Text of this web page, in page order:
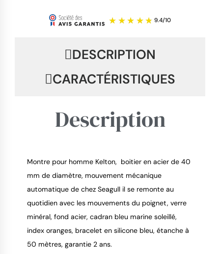
DESCRIPTION
CARACTÉRISTIQUES
Description
Montre pour homme Kelton, boitier en acier de 40
mm de diamètre, mouvement mécanique
automatique de chez Seagull il se remonte au
quotidien avec les mouvements du poignet, verre
minéral, fond acier, cadran bleu marine soleillé,
index oranges, bracelet en silicone bleu, étanche à
50 mètres, garantie 2 ans.